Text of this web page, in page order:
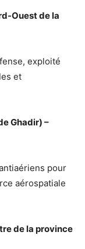
Ouest de la
exploité
et
Ghadir) –
pour
aérospatiale
de la province